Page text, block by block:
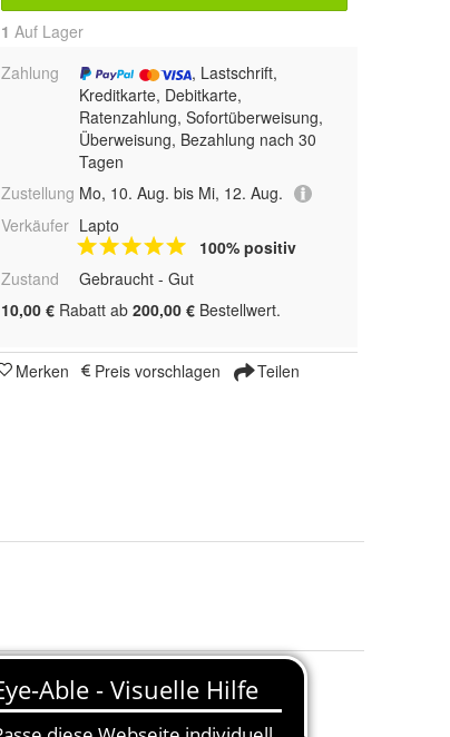
1 Auf Lager
Zahlung
, Lastschrift,
Kreditkarte, Debitkarte,
Ratenzahlung, Sofortüberweisung,
Überweisung, Bezahlung nach 30
Tagen
Zustellung Mo, 10. Aug. bis Mi, 12. Aug.
Verkäufer Lapto
100% positiv
Zustand
Gebraucht - Gut
10,00 € Rabatt ab 200,00 € Bestellwert.
Merken Preis vorschlagen Teilen